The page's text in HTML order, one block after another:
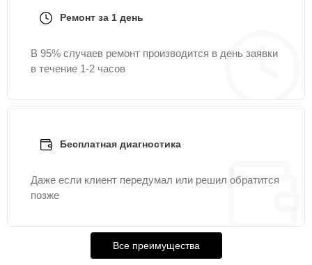
Ремонт за 1 день
В 95% случаев ремонт производится в день заявки
в течение 1-2 часов
Бесплатная диагностика
Даже если клиент передумал или решил обратится
позже
Все преимущества